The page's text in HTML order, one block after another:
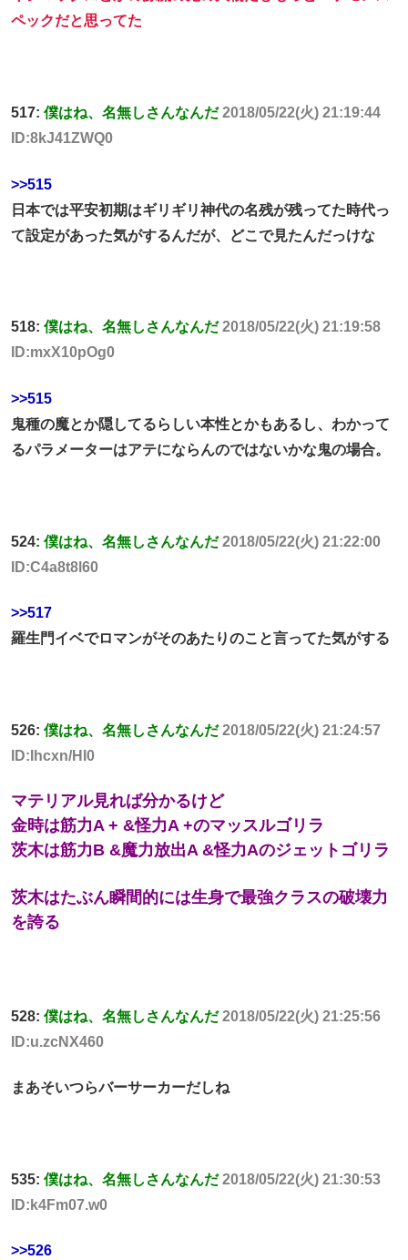
ペックだと思ってた
517: 僕はね、名無しさんなんだ 2018/05/22(火) 21:19:44
ID:8kJ41ZWQ0
>>515
日本では平安初期はギリギリ神代の名残が残ってた時代っ
て設定があった気がするんだが、どこで見たんだっけな
518: 僕はね、名無しさんなんだ 2018/05/22(火) 21:19:58
ID:mxX10pOg0
>>515
鬼種の魔とか隠してるらしい本性とかもあるし、わかって
るパラメーターはアテにならんのではないかな鬼の場合。
524: 僕はね、名無しさんなんだ 2018/05/22(火) 21:22:00
ID:C4a8t8l60
>>517
羅生門イベでロマンがそのあたりのこと言ってた気がする
526: 僕はね、名無しさんなんだ 2018/05/22(火) 21:24:57
ID:Ihcxn/HI0
マテリアル見れば分かるけど
金時は筋力A + &怪力A +のマッスルゴリラ
茨木は筋力B &魔力放出A &怪力Aのジェットゴリラ
茨木はたぶん瞬間的には生身で最強クラスの破壊力
を誇る
528: 僕はね、名無しさんなんだ 2018/05/22(火) 21:25:56
ID:u.zcNX460
まあそいつらバーサーカーだしね
535: 僕はね、名無しさんなんだ 2018/05/22(火) 21:30:53
ID:k4Fm07.w0
>>526